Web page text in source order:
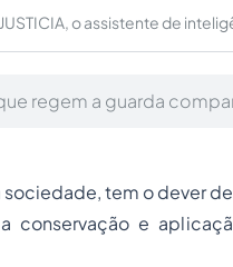
o assistente de
regem a guarda
tem o dever
conservação e